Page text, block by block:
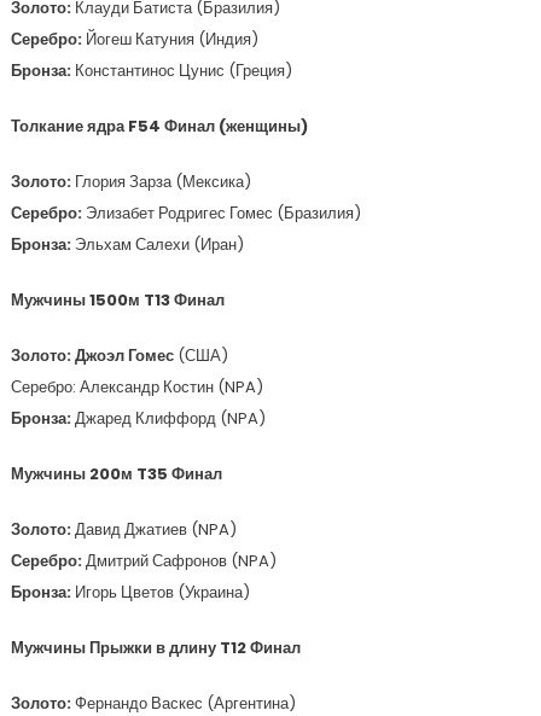
Золото: Клауди Батиста (Бразилия)
Серебро: Йогеш Катуния (Индия)
Бронза: Константинос Цунис (Греция)
Толкание ядра F54 Финал (женщины)
Золото: Глория Зарза (Мексика)
Серебро: Элизабет Родригес Гомес (Бразилия)
Бронза: Эльхам Салехи (Иран)
Мужчины 1500м T13 Финал
Золото:Джоэл Гомес (США)
Серебро: Александр Костин (NPA)
Бронза:Джаред Клиффорд (NPA)
Мужчины 200м T35 Финал
Золото:Давид Джатиев (NPA)
Серебро:Дмитрий Сафронов (NPA)
Бронза: Игорь Цветов (Украина)
Мужчины Прыжки в длину T12 Финал
Золото:Фернандо Васкес (Аргентина)